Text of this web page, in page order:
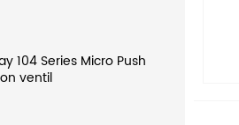
104 Series Micro Push
ventil